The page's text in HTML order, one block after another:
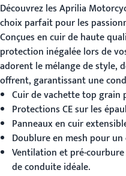
Découvrez lesAprilia
choix parfait pour les
Conçues en cuir de haute
protection inégalée lors de
adorent le mélange de style,
offrent, garantissant une
Cuir de vachette top
Protections CE sur les
Panneaux en cuir
Doublure en mesh pour
Ventilation et pré-
de conduite idéale.